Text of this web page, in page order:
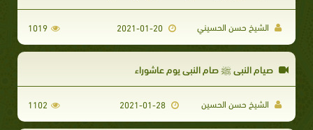
الشيخ حسن الحسيني 2021-01-20
1019
صيام النبي ﷺ صام النبي يوم عاشوراء
الشيخ حسن الحسين 1102